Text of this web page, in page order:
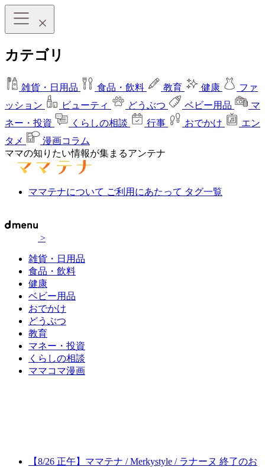
カテゴリ
雑貨・日用品 食品・飲料 教育 健康
ファ
ッション
ビューティ どうぶつ ベビー用品
マ
ネー・投資
くらしの相談 行事 おでかけ
エン
タメ
漫画コラム
ママの知りたい情報が集まるアンテナ
ママテナについて ご利用にあたって タグ一覧
>
雑貨・日用品
食品・飲料
健康
ベビー用品
おでかけ
どうぶつ
教育
マネー・投資
くらしの相談
ママコマ漫画
【8/26 正午】ママテナ / Merkystyle / ラナーヌ 終了のお